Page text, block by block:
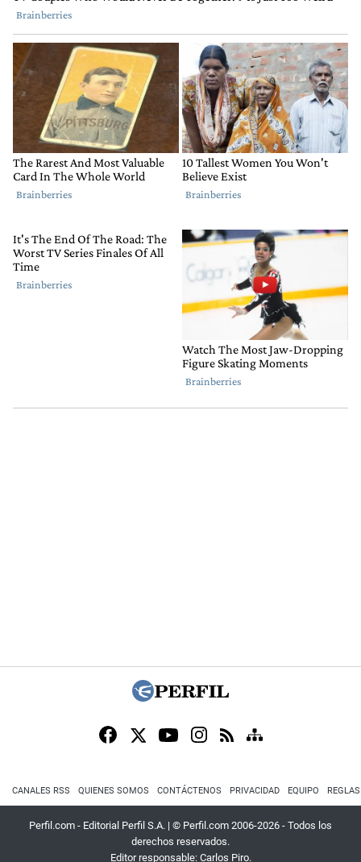
CANALES RSS QUIENES SOMOS CONTÁCTENOS PRIVACIDAD EQUIPO
Perfil.com - Editorial Perfil S.A. | © Perfil.com 2006-2026 - Todos los
derechos reservados.
Editor responsable: Carlos Piro.